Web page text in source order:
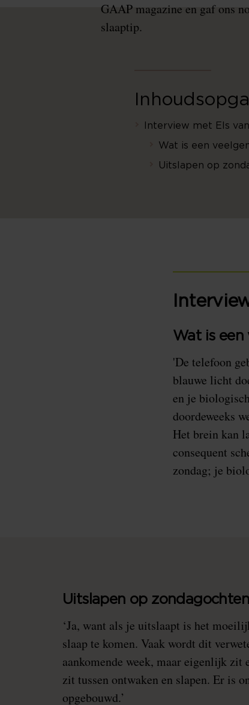
GAAP magazine en gaf ons
slaaptip.
Interview met Els
Wat is een
Uitslapen op
Wat is
'De telefoon
blauwe licht
en je
doordeweeks
Het brein kan
consequent
zondag; je
Uitslapen op
‘Ja, want als je uitslaapt is het
slaap te komen. Vaak wordt dit
aankomende week, maar eigenlijk
zit tussen ontwaken en slapen. Er is
opgebouwd.’